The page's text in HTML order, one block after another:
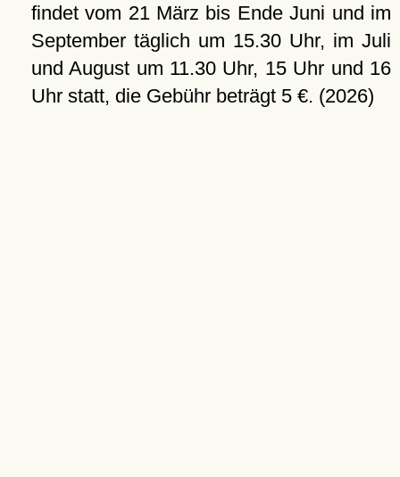
findet vom 21 März bis Ende Juni und im
September täglich um 15.30 Uhr, im Juli
und August um 11.30 Uhr, 15 Uhr und 16
Uhr statt, die Gebühr beträgt 5 €. (2026)